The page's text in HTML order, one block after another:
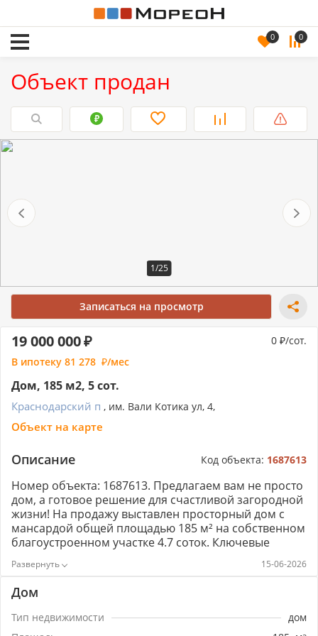
0 0
Объект продан
1/25
Записаться на просмотр
Дом, 185 м2, 5 сот.
Краснодарский п , им. Вали Котика ул, 4,
Объект на карте
19 000 000 0
/сот.
В ипотеку 81 278 /мес
Описание Код объекта: 1687613
Номер объекта: 1687613. Предлагаем вам не просто
дом, а готовое решение для счастливой загородной
жизни! На продажу выставлен просторный дом с
мансардой общей площадью 185 м² на собственном
благоустроенном участке 4.7 соток. Ключевые
м² чистой площади. На первом этаже — 3 комнаты,
два санузла, кладовая, котельная/постирочная и
огромная кухня-гостиная 54 м² — сердце вашего
дома. ✅ Свобода для творчества: Мансардный этаж
40 м² свободного назначения (кабинет, спортзал,
15-06-2026
Дом
Тип недвижимости
дом